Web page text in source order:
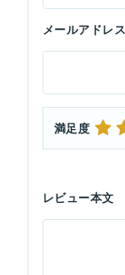
メールアドレス
満足度
レビュー本文